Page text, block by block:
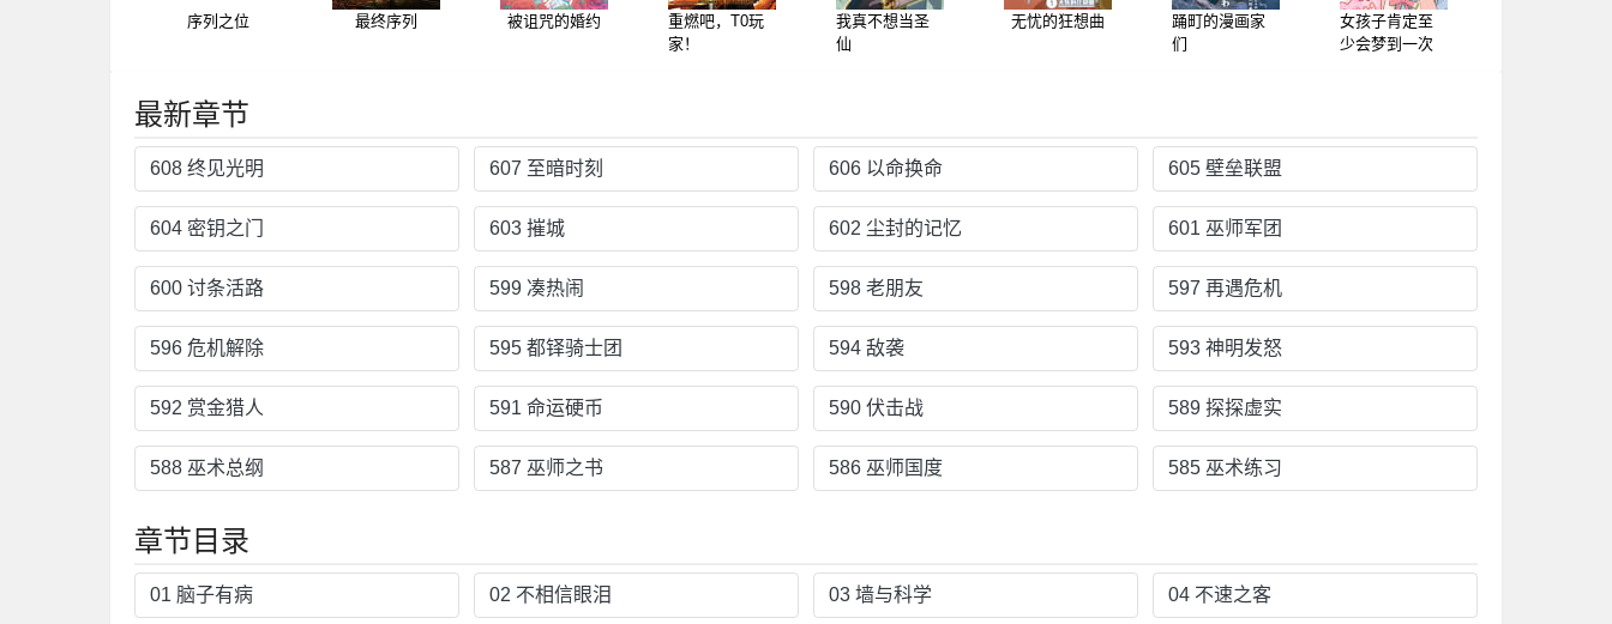
序列之位 最终序列 被诅咒的婚约
重燃吧，T0玩
家！
我真不想当圣
仙
无忧的狂想曲
踊町的漫画家
们
女孩子肯定至
少会梦到一次
最新章节
608 终见光明 607 至暗时刻 606 以命换命 605 壁垒联盟
604 密钥之门 603 摧城 602 尘封的记忆 601 巫师军团
600 讨条活路 599 凑热闹 598 老朋友 597 再遇危机
596 危机解除 595 都铎骑士团 594 敌袭 593 神明发怒
592 赏金猎人 591 命运硬币 590 伏击战 589 探探虚实
588 巫术总纲 587 巫师之书 586 巫师国度 585 巫术练习
章节目录
01 脑子有病 02 不相信眼泪 03 墙与科学 04 不速之客